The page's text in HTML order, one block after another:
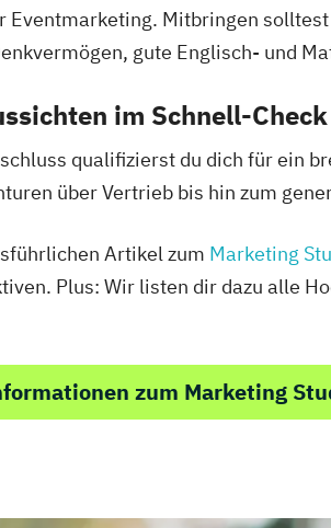
Eventmarketing. Mitbringen
gute Englisch- und
im Schnell-Check
qualifizierst du dich für ein
über Vertrieb bis hin zum
Artikel zum Marketing
Plus: Wir listen dir dazu alle
zum Marketing